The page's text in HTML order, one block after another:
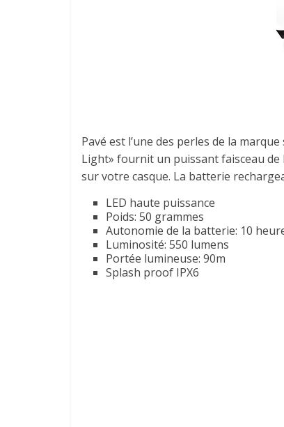
Pavé est l’une des perles de la
Light» fournit un puissant faisceau
sur votre casque. La batterie
LED haute puissance
Poids: 50 grammes
Autonomie de la batterie: 10
Luminosité: 550 lumens
Portée lumineuse: 90m
Splash proof IPX6